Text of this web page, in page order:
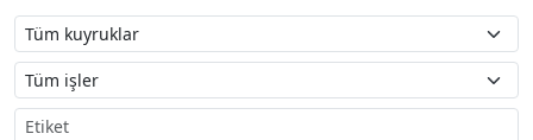
Kuyruk adı
İş adı
Etiket